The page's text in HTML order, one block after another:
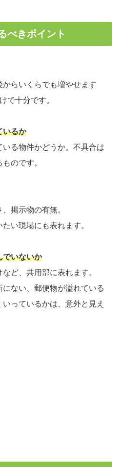
べきポイント
らいくらでも増やせます
で十分です。
いるか
る物件かどうか。不具合は
のです。
掲示物の有無。
い現場にも表れます。
いないか
ど、共用部に表れます。
ない、郵便物が溢れている
っているかは、意外と見え